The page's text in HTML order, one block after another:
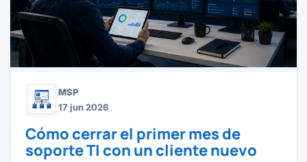
MSP
17 jun 2026
Cómo cerrar el primer mes de
soporte TI con un cliente nuevo